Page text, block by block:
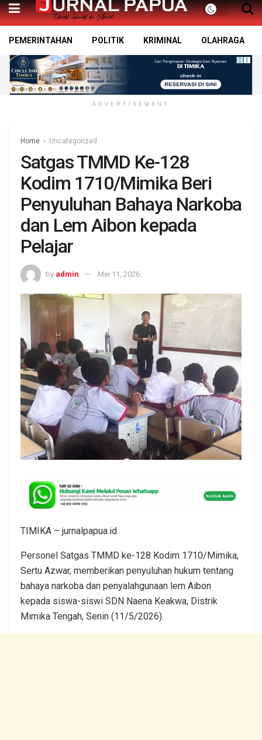
PEMERINTAHAN POLITIK KRIMINAL OLAHRAGA
ADVERTISEMENT
Home Uncategorized
Satgas TMMD Ke-128
Kodim 1710/Mimika Beri
Penyuluhan Bahaya Narkoba
dan Lem Aibon kepada
Pelajar
by admin Mei 11, 2026
TIMIKA – jurnalpapua.id
Personel Satgas TMMD ke-128 Kodim 1710/Mimika,
Sertu Azwar, memberikan penyuluhan hukum tentang
bahaya narkoba dan penyalahgunaan lem Aibon
kepada siswa-siswi SDN Naena Keakwa, Distrik
Mimika Tengah, Senin (11/5/2026).